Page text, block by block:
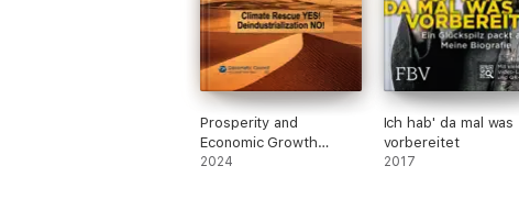
Prosperity and
Economic Growth
without Regrets
2024
Ich hab' da mal was
vorbereitet
2017